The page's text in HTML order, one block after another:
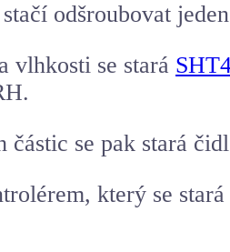
odšroubovat
vlhkosti se stará
částic se pak stará
který se